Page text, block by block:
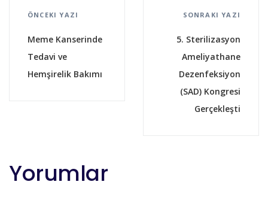
ÖNCEKI YAZI
Meme Kanserinde
Tedavi ve
Hemşirelik Bakımı
SONRAKI YAZI
5. Sterilizasyon
Ameliyathane
Dezenfeksiyon
(SAD) Kongresi
Gerçekleşti
Yorumlar